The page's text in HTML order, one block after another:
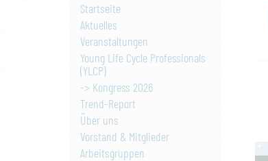
Startseite
Aktuelles
Veranstaltungen
Young Life Cycle Professionals
(YLCP)
-> Kongress 2026
Trend-Report
Über uns
Vorstand & Mitglieder
Arbeitsgruppen